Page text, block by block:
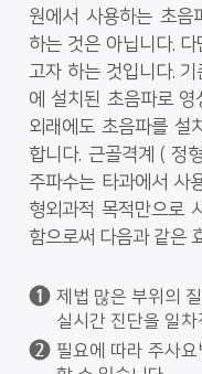
원에서 사용하는 초음
하는 것은 아닙니다.
고자 하는 것입니다.
에 설치된 초음파로 영
외래에도 초음파를 설
합니다. 근골격계 ( 정
주파수는 타과에서 사
형외과적 목적만으로
함으로써 다음과 같은
제법 많은 부위의
실시간 진단을 일
필요에 따라 주사